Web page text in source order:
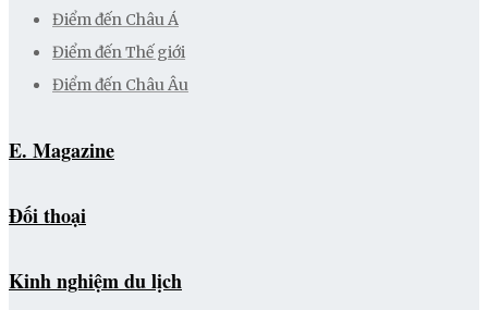
Điểm đến Châu Á
Điểm đến Thế giới
Điểm đến Châu Âu
E. Magazine
Đối thoại
Kinh nghiệm du lịch